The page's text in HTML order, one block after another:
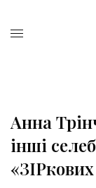
Анна
інші